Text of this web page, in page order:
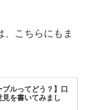
、こちらにもま
ブルってどう？】口
を書いてみまし